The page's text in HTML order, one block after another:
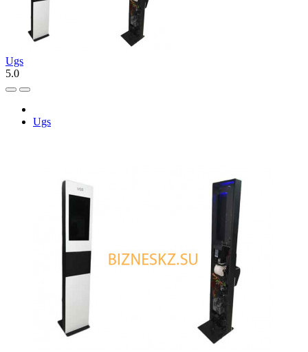
Ugs
5.0
Ugs